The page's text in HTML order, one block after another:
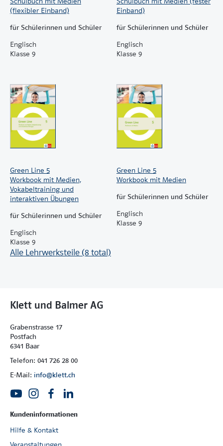
Hinweis: Zum Abruf der digitalen Medien ist eine
Registrierung klett.de notwendig. Weitere
Datenschutzerklärung
und in der
Datenschutzerklärung zum Arbeitsplatz
(flexibler Einband)
für Schülerinnen und Schüler
Englisch
Klasse 9
Einband)
für Schülerinnen und Schüler
Englisch
Klasse 9
Green Line 5
Workbook mit Medien,
Vokabeltraining und
interaktiven Übungen
für Schülerinnen und Schüler
Englisch
Klasse 9
Green Line 5
Workbook mit Medien
für Schülerinnen und Schüler
Englisch
Klasse 9
Alle Lehrwerksteile (8 total)
Klett und Balmer AG
Grabenstrasse 17
Postfach
6341 Baar
Telefon: 041 726 28 00
E-Mail: info@klett.ch
Kundeninformationen
Hilfe & Kontakt